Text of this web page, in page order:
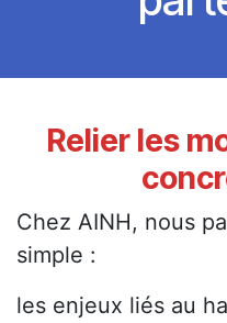
Relier les
Chez AINH, nous
simple :
les enjeux liés au